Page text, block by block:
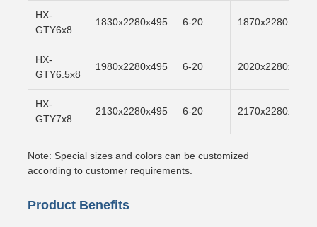
HX-
GTY6x8
1830x2280x495 6-20 1870x2280x500
HX-
GTY6.5x8
1980x2280x495 6-20 2020x2280x500
HX-
GTY7x8
2130x2280x495 6-20 2170x2280x500
Note: Special sizes and colors can be customized
according to customer requirements.
Product Benefits